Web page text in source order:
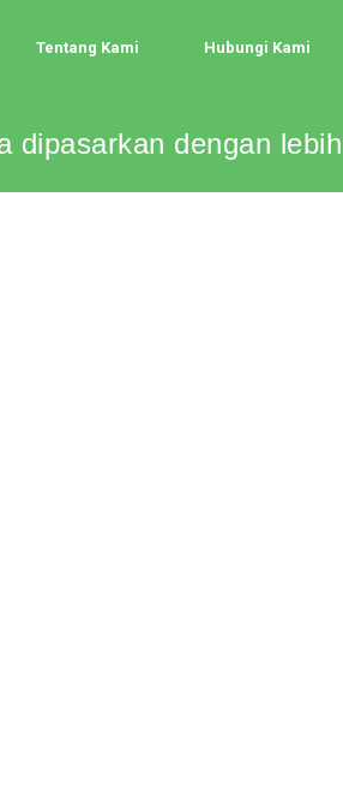
Tentang Kami Hubungi Kami
dipasarkan dengan